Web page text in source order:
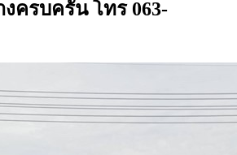
ครบครัน โทร 063-